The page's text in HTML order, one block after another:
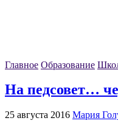
Главное Образование
На педсовет…
25 августа 2016 Мария